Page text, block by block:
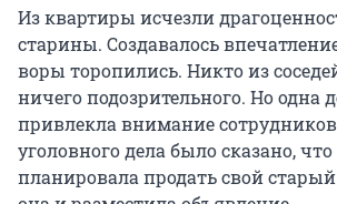
Из квартиры исчезли
старины. Создавалось
воры торопились. Никто из
ничего подозрительного. Но одна
привлекла внимание
уголовного дела было сказано,
планировала продать свой